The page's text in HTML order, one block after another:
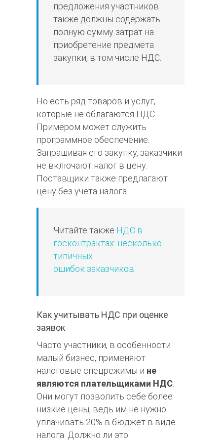
предложения участников
также должны содержать
полную сумму затрат на
приобретение предмета
закупки, в том числе НДС.
Но есть ряд товаров и услуг,
которые не облагаются НДС.
Примером может служить
программное обеспечение.
Запрашивая его закупку, заказчики
не включают налог в цену.
Поставщики также предлагают
цену без учета налога.
Читайте также НДС в
госконтрактах: несколько
типичных
ошибок заказчиков
Как учитывать НДС при оценке
заявок
Часто участники, в особенности
малый бизнес, применяют
налоговые спецрежимы и не
являются плательщиками НДС.
Они могут позволить себе более
низкие цены, ведь им не нужно
уплачивать 20% в бюджет в виде
налога. Должно ли это